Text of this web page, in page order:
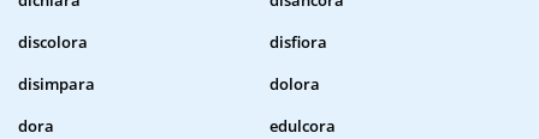
discolora
disfiora
disimpara
dolora
dora
edulcora